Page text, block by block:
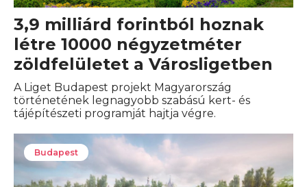
3,9 milliárd forintból hoznak
létre 10000 négyzetméter
zöldfelületet a Városligetben
A Liget Budapest projekt Magyarország
történetének legnagyobb szabású kert- és
tájépítészeti programját hajtja végre.
Budapest